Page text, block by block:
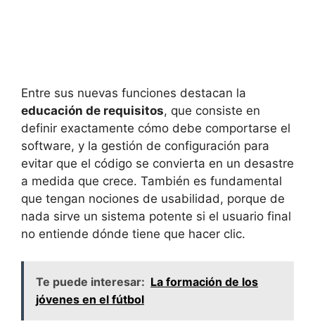
Entre sus nuevas funciones destacan la
educación de requisitos, que consiste en
definir exactamente cómo debe comportarse el
software, y la gestión de configuración para
evitar que el código se convierta en un desastre
a medida que crece. También es fundamental
que tengan nociones de usabilidad, porque de
nada sirve un sistema potente si el usuario final
no entiende dónde tiene que hacer clic.
Te puede interesar: La formación de los
jóvenes en el fútbol